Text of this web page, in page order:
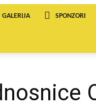
GALERIJA SPONZORI